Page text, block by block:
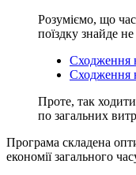
Розуміємо, що
поїздку знайде
Сходження
Сходження
Проте, так
по загальних
Програма складена
економії загального